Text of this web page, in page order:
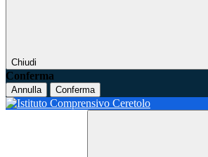
Chiudi
Conferma
Annulla Conferma